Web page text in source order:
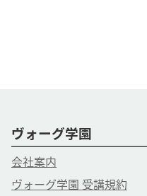
ヴォーグ学園
会社案内
ヴォーグ学園 受講規約